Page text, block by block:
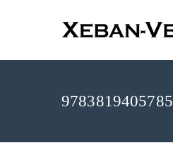
9783819405785